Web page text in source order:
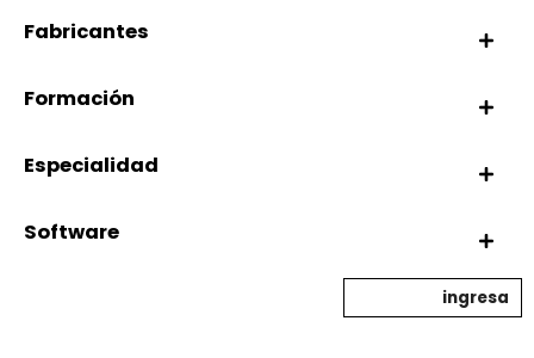
Fabricantes
Formación
Especialidad
Software
ingresa